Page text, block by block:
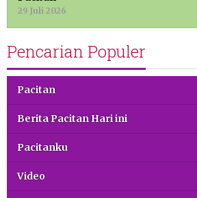
29 Juli 2026
Pencarian Populer
Pacitan
Berita Pacitan Hari ini
Pacitanku
Video